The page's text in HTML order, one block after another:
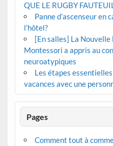
QUE LE RUGBY
Panne d’ascenseur en
l’hôtel?
[En salles] La Nouvelle
Montessori a appris au
neuroatypiques
Les étapes
vacances avec une
Pages
Comment tout à